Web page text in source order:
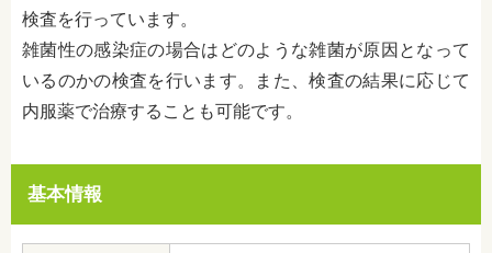
検査を行っています。
雑菌性の感染症の場合はどのような雑菌が原因となって
いるのかの検査を行います。また、検査の結果に応じて
内服薬で治療することも可能です。
基本情報